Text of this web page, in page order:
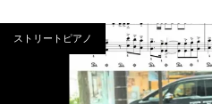
ストリートピアノ